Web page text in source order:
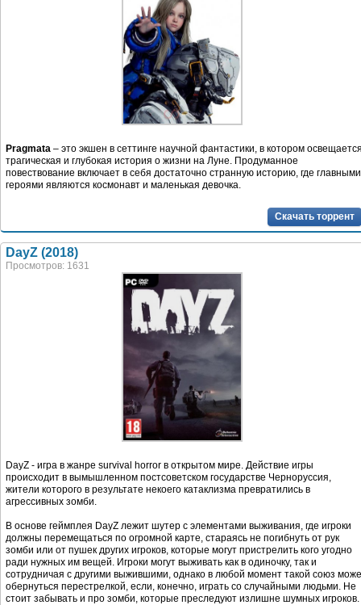
Pragmata – это экшен в сеттинге научной фантастики, в котором
трагическая и глубокая история о жизни на Луне. Продуманное
повествование включает в себя достаточно странную историю, где главными
героями являются космонавт и маленькая девочка.
Скачать торрент
DayZ (2018)
Просмотров: 1631
DayZ - игра в жанре survival horror в открытом мире. Действие игры
происходит в вымышленном постсоветском государстве Черноруссия,
жители которого в результате некоего катаклизма превратились в
агрессивных зомби.
В основе геймплея DayZ лежит шутер с элементами выживания, где игроки
должны перемещаться по огромной карте, стараясь не погибнуть от рук
зомби или от пушек других игроков, которые могут пристрелить кого угодно
ради нужных им вещей. Игроки могут выживать как в одиночку, так и
сотрудничая с другими выжившими, однако в любой момент такой союз
обернуться перестрелкой, если, конечно, играть со случайными людьми. Не
стоит забывать и про зомби, которые преследуют излишне шумных игроков.